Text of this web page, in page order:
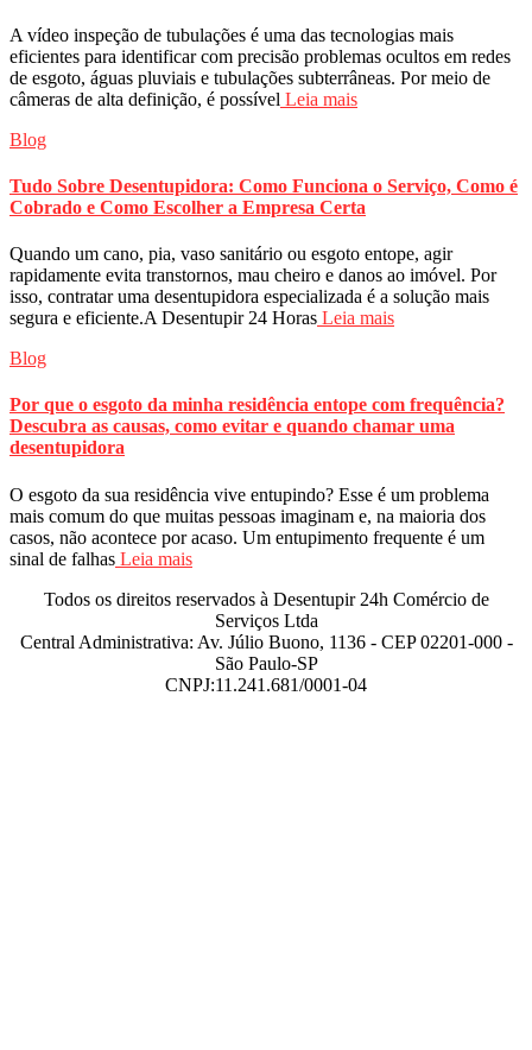
A vídeo inspeção de tubulações é uma das tecnologias mais
eficientes para identificar com precisão problemas ocultos em redes
de esgoto, águas pluviais e tubulações subterrâneas. Por meio de
câmeras de alta definição, é possível Leia mais
Blog
Tudo Sobre Desentupidora: Como Funciona o Serviço, Como é
Cobrado e Como Escolher a Empresa Certa
Quando um cano, pia, vaso sanitário ou esgoto entope, agir
rapidamente evita transtornos, mau cheiro e danos ao imóvel. Por
isso, contratar uma desentupidora especializada é a solução mais
segura e eficiente.A Desentupir 24 Horas Leia mais
Blog
Por que o esgoto da minha residência entope com frequência?
Descubra as causas, como evitar e quando chamar uma
desentupidora
O esgoto da sua residência vive entupindo? Esse é um problema
mais comum do que muitas pessoas imaginam e, na maioria dos
casos, não acontece por acaso. Um entupimento frequente é um
sinal de falhas Leia mais
Todos os direitos reservados à Desentupir 24h Comércio de
Serviços Ltda
Central Administrativa: Av. Júlio Buono, 1136 - CEP 02201-000 -
São Paulo-SP
CNPJ:11.241.681/0001-04